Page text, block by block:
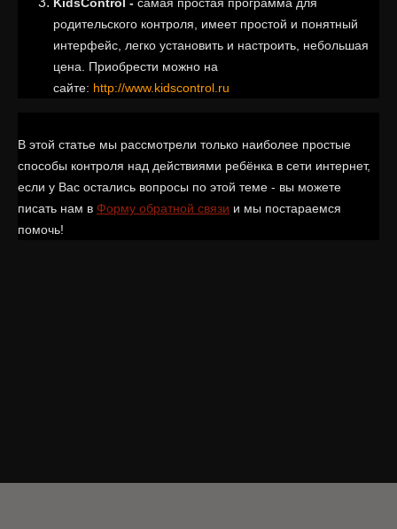
родительского контроля, имеет простой и понятный
интерфейс, легко установить и настроить, небольшая
цена. Приобрести можно на
сайте: http://www.kidscontrol.ru
В этой статье мы рассмотрели только наиболее простые
способы контроля над действиями ребёнка в сети интернет,
если у Вас остались вопросы по этой теме - вы можете
писать нам в Форму обратной связи и мы постараемся
помочь!